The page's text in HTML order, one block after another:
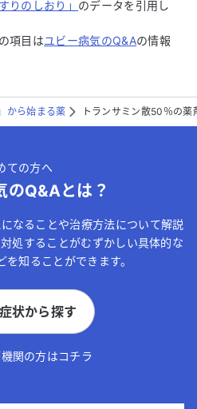
りのしおり」 のデータを引用し
項目はユビー病気のQ&Aの情報
から始まる薬 トランサミン散50％の薬
ての方へ
のQ&Aとは？
なることや治療方法について解説
処することがむずかしい具体的な
知ることができます。
状から探す
関の方はコチラ